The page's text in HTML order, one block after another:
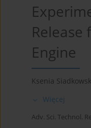
Release
Engine
Ksenia
Więcej
Adv. Sci. Technol.